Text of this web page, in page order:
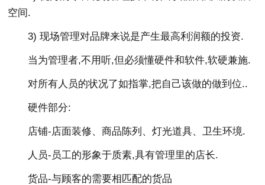
空间.
3) 现场管理对品牌来说是产生最高利润额的投资.
当为管理者,不用听,但必须懂硬件和软件,软硬兼施.
对所有人员的状况了如指掌,把自己该做的做到位..
硬件部分:
店铺-店面装修、商品陈列、灯光道具、卫生环境.
人员-员工的形象于质素,具有管理里的店长.
货品-与顾客的需要相匹配的货品